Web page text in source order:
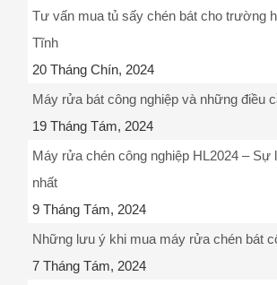
Tư vấn mua tủ sấy chén bát cho trường
Tĩnh
20 Tháng Chín, 2024
Máy rửa bát công nghiệp và những điều
19 Tháng Tám, 2024
Máy rửa chén công nghiệp HL2024 – Sự
nhất
9 Tháng Tám, 2024
Những lưu ý khi mua máy rửa chén bát
7 Tháng Tám, 2024